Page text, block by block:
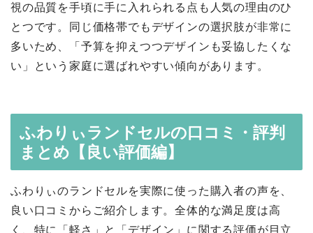
視の品質を手頃に手に入れられる点も人気の理由のひ
とつです。同じ価格帯でもデザインの選択肢が非常に
多いため、「予算を抑えつつデザインも妥協したくな
い」という家庭に選ばれやすい傾向があります。
ふわりぃランドセルの口コミ・評判
まとめ【良い評価編】
ふわりぃのランドセルを実際に使った購入者の声を、
良い口コミからご紹介します。全体的な満足度は高
く、特に「軽さ」と「デザイン」に関する評価が目立